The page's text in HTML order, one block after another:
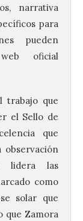
narrativa
para
pueden
oficial
trabajo que
el Sello de
que
observación
lidera las
como
solar que
que Zamora